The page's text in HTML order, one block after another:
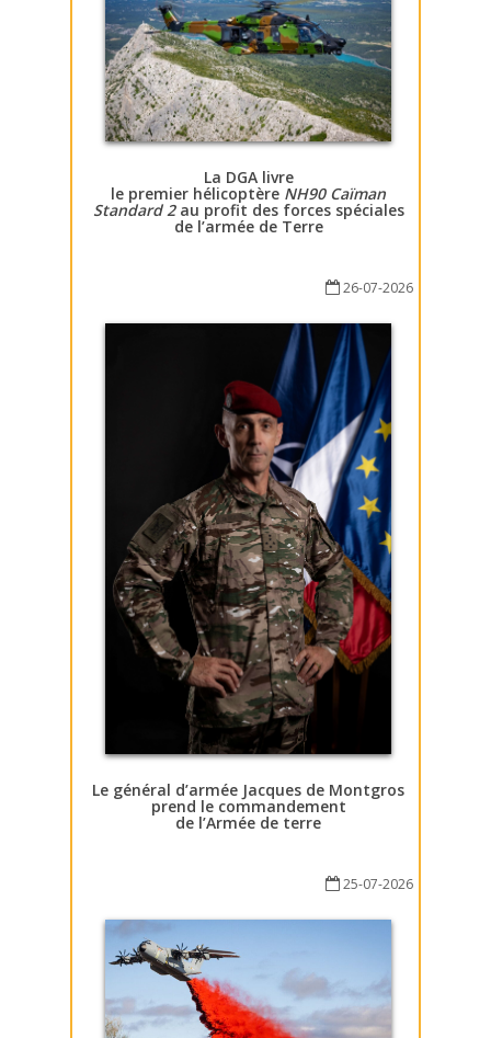
La DGA livre
le premier hélicoptère NH90 Caïman
Standard 2au profit des forces spéciales
de l’armée de Terre
26-07-2026
Le général d’armée Jacques de Montgros
prend le commandement
de l’Armée de terre
25-07-2026